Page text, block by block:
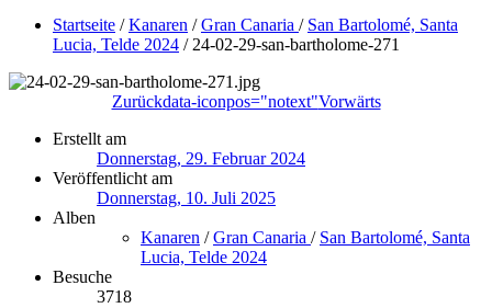
Startseite /Kanaren /Gran Canaria / San Bartolomé, Santa
Lucia, Telde 2024 /24-02-29-san-bartholome-271
Zurückdata-iconpos="notext"Vorwärts
Erstellt am
Donnerstag, 29. Februar 2024
Veröffentlicht am
Donnerstag, 10. Juli 2025
Alben
Kanaren /Gran Canaria / San Bartolomé, Santa
Lucia, Telde 2024
Besuche
3718